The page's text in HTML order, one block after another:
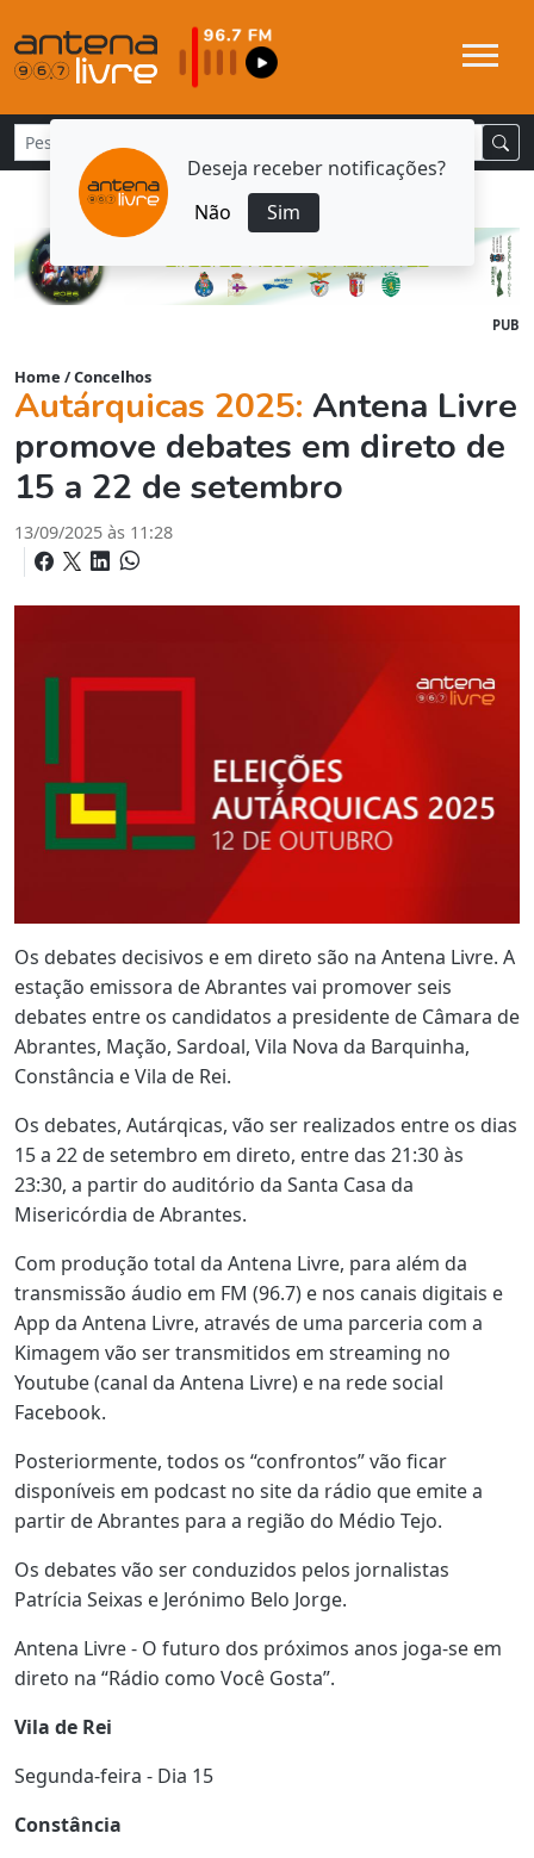
Deseja receber notificações?
Não
Sim
PUB
Home /Concelhos
Autárquicas 2025: Antena Livre
promove debates em direto de
15 a 22 de setembro
13/09/2025 às 11:28
Os debates decisivos e em direto são na Antena Livre. A
estação emissora de Abrantes vai promover seis
debates entre os candidatos a presidente de Câmara de
Abrantes, Mação, Sardoal, Vila Nova da Barquinha,
Constância e Vila de Rei.
Os debates, Autárqicas, vão ser realizados entre os dias
15 a 22 de setembro em direto, entre das 21:30 às
23:30, a partir do auditório da Santa Casa da
Misericórdia de Abrantes.
Com produção total da Antena Livre, para além da
transmissão áudio em FM (96.7) e nos canais digitais e
App da Antena Livre, através de uma parceria com a
Kimagem vão ser transmitidos em streaming no
Youtube (canal da Antena Livre) e na rede social
Facebook.
Posteriormente, todos os “confrontos” vão ficar
disponíveis em podcast no site da rádio que emite a
partir de Abrantes para a região do Médio Tejo.
Os debates vão ser conduzidos pelos jornalistas
Patrícia Seixas e Jerónimo Belo Jorge.
Antena Livre - O futuro dos próximos anos joga-se em
direto na “Rádio como Você Gosta”.
Vila de Rei
Segunda-feira - Dia 15
Constância